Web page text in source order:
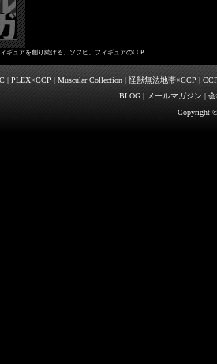
ギュアを創り続ける、ソフビ、フィギュアのCCP
| PLEX×CCP| Muscular Collection|怪獣無法地帯×CCP|
BLOG | メールマガジン |
Copyright